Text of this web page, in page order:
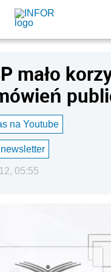
mało
na Youtube
05:55